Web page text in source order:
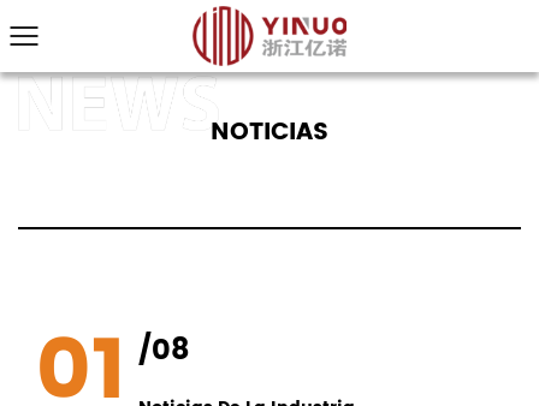
NOTICIAS
01 /08